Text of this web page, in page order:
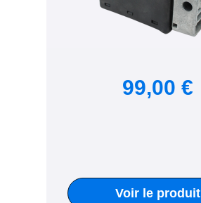
99,00 €
Voir le produit